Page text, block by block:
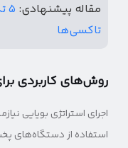
مقاله پیشنهادی: ۵
تاکسی‌ها
روش‌های کاربردی
اجرای استراتژی بویایی
استفاده از دستگاه‌های